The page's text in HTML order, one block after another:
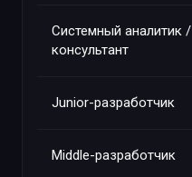
Системный аналитик /
консультант
Junior-разработчик
Middle-разработчик